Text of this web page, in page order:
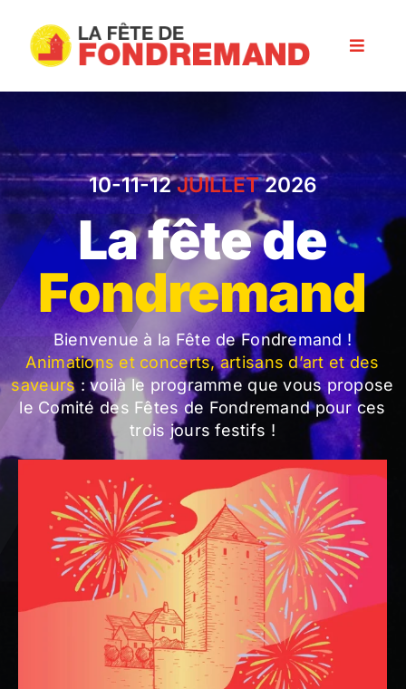
content
Toggle
Les artisans
Infos pratiques
Nos partenaires
10-11-12JUILLET2026
La fête de
Fondremand
Bienvenue à la Fête de Fondremand !
Animations et concerts, artisans d’art et des
saveurs: voilà le programme que vous propose
le Comité des Fêtes de Fondremand pour ces
trois jours festifs !